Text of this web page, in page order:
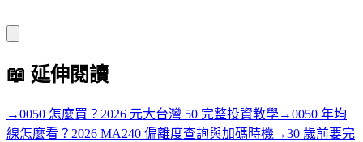
📖 延伸閱讀
→0050 怎麼買？2026 元大台灣 50 完整投資教學→0050 年均
線怎麼看？2026 MA240 偏離度查詢與加碼時機 →30 歲前要完